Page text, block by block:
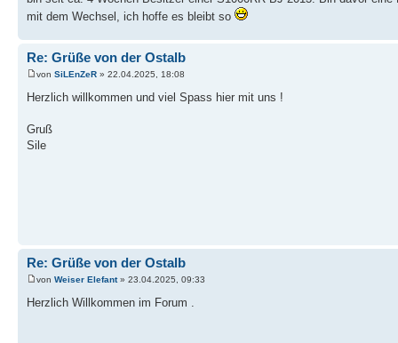
mit dem Wechsel, ich hoffe es bleibt so
Re: Grüße von der Ostalb
von SiLEnZeR » 22.04.2025, 18:08
Herzlich willkommen und viel Spass hier mit uns !
Gruß
Sile
Re: Grüße von der Ostalb
von Weiser Elefant» 23.04.2025, 09:33
Herzlich Willkommen im Forum .